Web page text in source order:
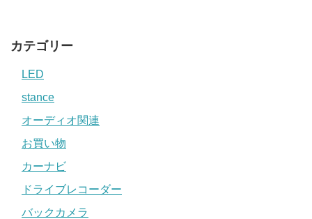
カテゴリー
LED
stance
オーディオ関連
お買い物
カーナビ
ドライブレコーダー
バックカメラ